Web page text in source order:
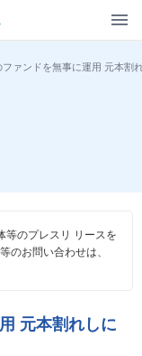
ァンドを無事に運用 元本割
等のプレスリ リースを
のお問い合わせは、
元本割れしに